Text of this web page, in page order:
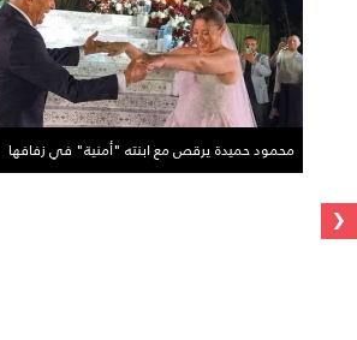
محمود حميدة يرقص مع ابنته "أمنية" في زفافها
‹